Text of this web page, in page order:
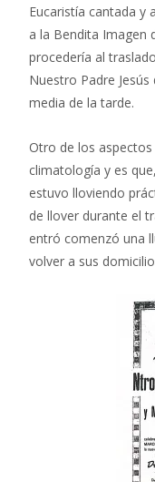
Eucaristía cantada y
a la Bendita Imagen
procedería al
Nuestro Padre
media de la tarde.
Otro de los
climatología y es
estuvo lloviendo
de llover durante el
entró comenzó una
volver a sus